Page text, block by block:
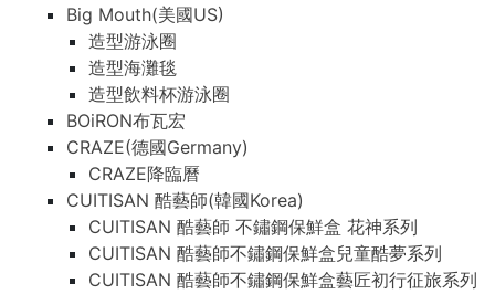
Big Mouth(美國US)
造型游泳圈
造型海灘毯
造型飲料杯游泳圈
BOiRON布瓦宏
CRAZE(德國Germany)
CRAZE降臨曆
CUITISAN 酷藝師(韓國Korea)
CUITISAN 酷藝師 不鏽鋼保鮮盒 花神系列
CUITISAN 酷藝師不鏽鋼保鮮盒兒童酷夢系列
CUITISAN 酷藝師不鏽鋼保鮮盒藝匠初行征旅系列